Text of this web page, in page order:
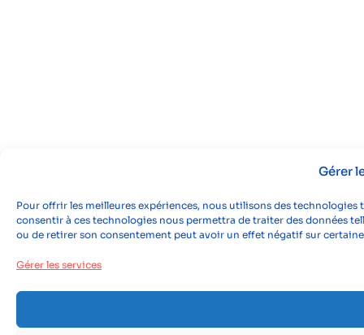
Gérer
Pour offrir les meilleures expériences, nous utilisons des
consentir à ces technologies nous permettra de traiter des données
ou de retirer son consentement peut avoir un effet négatif sur
Gérer les services